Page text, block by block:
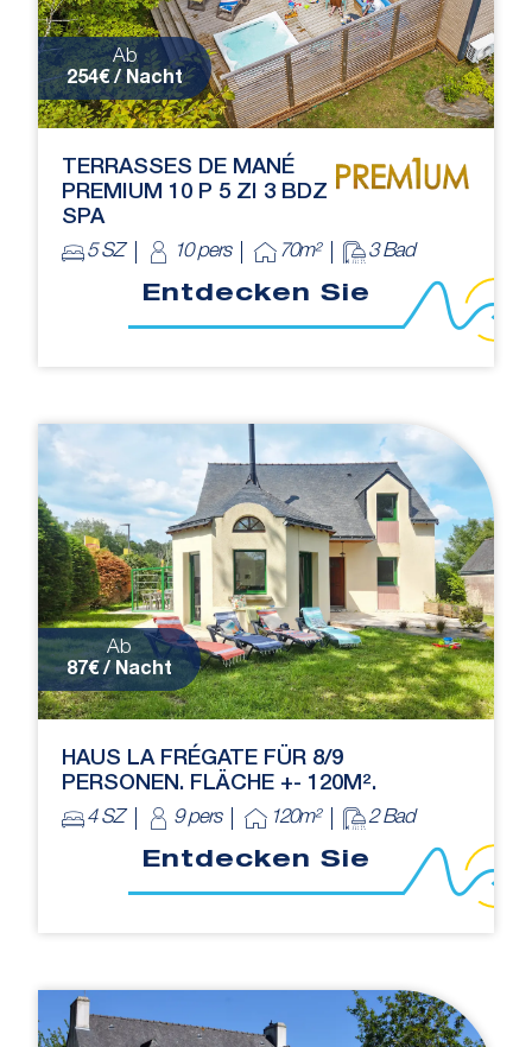
Ab
254€ / Nacht
TERRASSES DE MANÉ
PREMIUM 10 P 5 ZI 3 BDZ
SPA
5 SZ 10 pers 70m² 3 Bad
Entdecken Sie
Ab
87€ / Nacht
HAUS LA FRÉGATE FÜR 8/9
PERSONEN. FLÄCHE +- 120M².
4 SZ 9 pers 120m² 2 Bad
Entdecken Sie